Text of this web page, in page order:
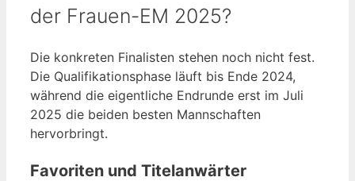
der Frauen-EM 2025?
Die konkreten Finalisten stehen noch nicht fest.
Die Qualifikationsphase läuft bis Ende 2024,
während die eigentliche Endrunde erst im Juli
2025 die beiden besten Mannschaften
hervorbringt.
Favoriten und Titelanwärter